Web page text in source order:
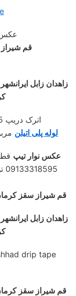
عکس
قم
زاهدان زابل
– اترک دریپ 09133318595 تولیدی نوار آبیاری تصاویر
لوله پلی اتیلن
عکس نوار تیپ
قم شیراز سقز
زاهدان زابل
drip tape
قم شیراز سقز